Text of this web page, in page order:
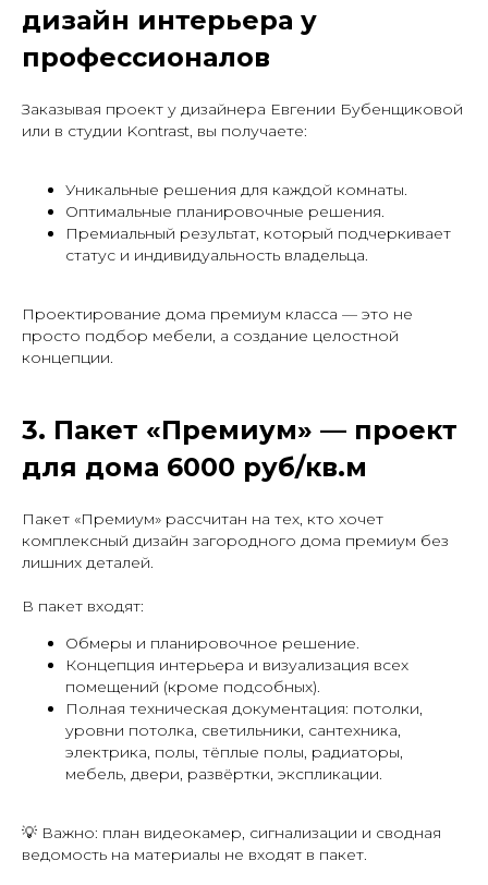
дизайн интерьера у
профессионалов
Заказывая проект у дизайнера Евгении Бубенщиковой
или в студии Kontrast, вы получаете:
Уникальные решения для каждой комнаты.
Оптимальные планировочные решения.
Премиальный результат, который подчеркивает
статус и индивидуальность владельца.
Проектирование дома премиум класса — это не
просто подбор мебели, а создание целостной
концепции.
3. Пакет «Премиум» — проект
для дома 6000 руб/кв.м
Пакет «Премиум» рассчитан на тех, кто хочет
комплексный дизайн загородного дома премиум без
лишних деталей.
В пакет входят:
Обмеры и планировочное решение.
Концепция интерьера и визуализация всех
помещений (кроме подсобных).
Полная техническая документация: потолки,
уровни потолка, светильники, сантехника,
электрика, полы, тёплые полы, радиаторы,
мебель, двери, развёртки, экспликации.
💡 Важно: план видеокамер, сигнализации и сводная
ведомость на материалы не входят в пакет.